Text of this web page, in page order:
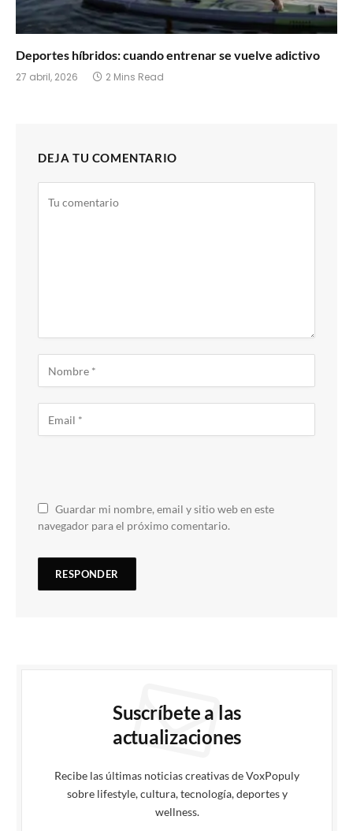
Deportes híbridos: cuando entrenar se vuelve adictivo
27 abril, 2026 2 Mins Read
DEJA TU COMENTARIO
Guardar mi nombre, email y sitio web en este
navegador para el próximo comentario.
Suscríbete a las
actualizaciones
Recibe las últimas noticias creativas de VoxPopuly
sobre lifestyle, cultura, tecnología, deportes y
wellness.